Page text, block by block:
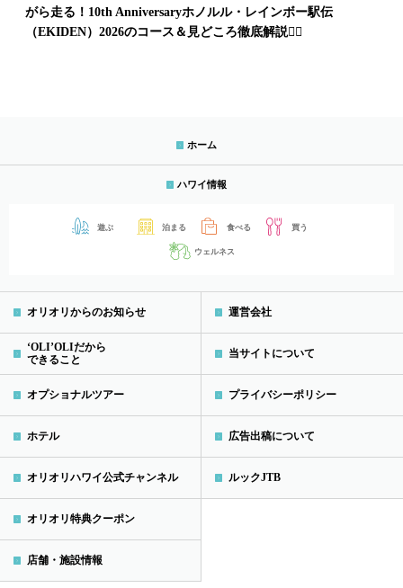
がら走る！10th Anniversaryホノルル・レインボー駅伝
（EKIDEN）2026のコース＆見どころ徹底解説🏃‍♂️
ホーム
ハワイ情報
遊ぶ 泊まる 食べる 買う
ウェルネス
オリオリからのお知らせ
‘OLI’OLIだから
できること
オプショナルツアー
ホテル
オリオリハワイ公式チャンネル
オリオリ特典クーポン
店舗・施設情報
運営会社
当サイトについて
プライバシーポリシー
広告出稿について
ルックJTB